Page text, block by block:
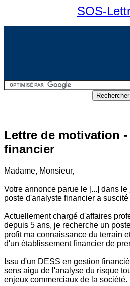
SOS-
Lettre de motivation
financier
Madame, Monsieur,
Votre annonce parue le [...] dans
poste d'analyste financier a
Actuellement chargé d'affaires
depuis 5 ans, je recherche un
profit ma connaissance du terrain
d'un établissement financier de
Issu d'un DESS en gestion
sens aigu de l'analyse du risque
enjeux commerciaux de la société.